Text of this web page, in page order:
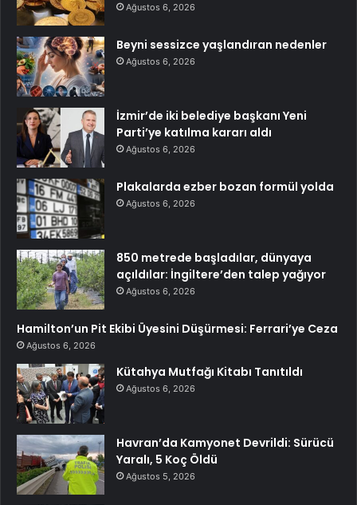
Ağustos 6, 2026
Beyni sessizce yaşlandıran nedenler
Ağustos 6, 2026
İzmir’de iki belediye başkanı Yeni
Parti’ye katılma kararı aldı
Ağustos 6, 2026
Plakalarda ezber bozan formül yolda
Ağustos 6, 2026
850 metrede başladılar, dünyaya
açıldılar: İngiltere’den talep yağıyor
Ağustos 6, 2026
Hamilton’un Pit Ekibi Üyesini Düşürmesi: Ferrari’ye Ceza
Ağustos 6, 2026
Kütahya Mutfağı Kitabı Tanıtıldı
Ağustos 6, 2026
Havran’da Kamyonet Devrildi: Sürücü
Yaralı, 5 Koç Öldü
Ağustos 5, 2026